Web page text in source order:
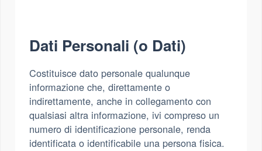
Dati Personali (o Dati)
Costituisce dato personale qualunque
informazione che, direttamente o
indirettamente, anche in collegamento con
qualsiasi altra informazione, ivi compreso un
numero di identificazione personale, renda
identificata o identificabile una persona fisica.